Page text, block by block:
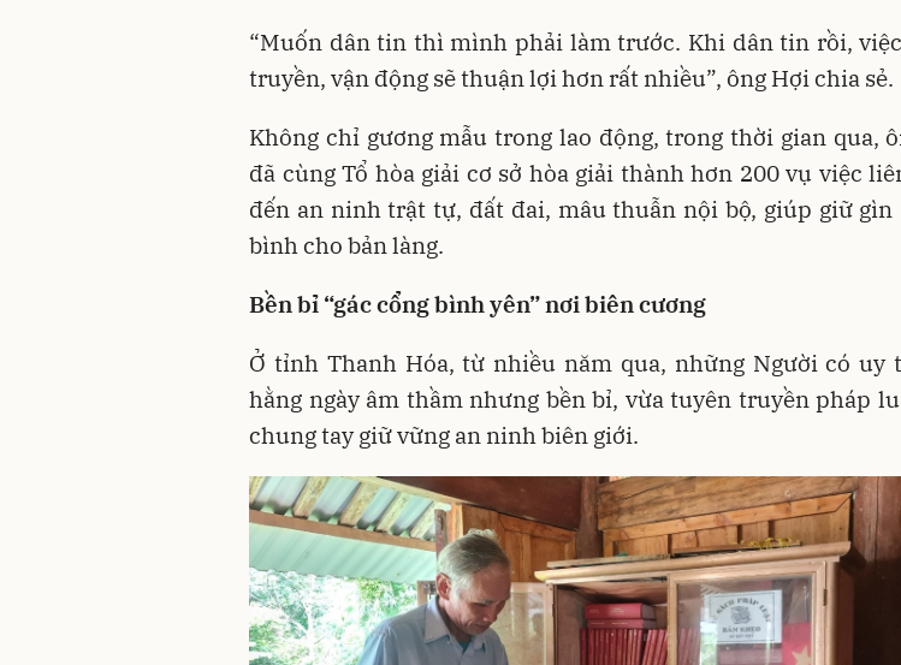
“Muốn dân tin thì mình phải làm trước. Khi dân tin rồi,
truyền, vận động sẽ thuận lợi hơn rất nhiều”, ông Hợi chia sẻ.
Không chỉ gương mẫu trong lao động, trong thời gian qua,
đã cùng Tổ hòa giải cơ sở hòa giải thành hơn 200 vụ việc
đến an ninh trật tự, đất đai, mâu thuẫn nội bộ, giúp giữ gìn
bình cho bản làng.
Bền bỉ “gác cổng bình yên” nơi biên cương
Ở tỉnh Thanh Hóa, từ nhiều năm qua, những Người có uy
hằng ngày âm thầm nhưng bền bỉ, vừa tuyên truyền pháp
chung tay giữ vững an ninh biên giới.